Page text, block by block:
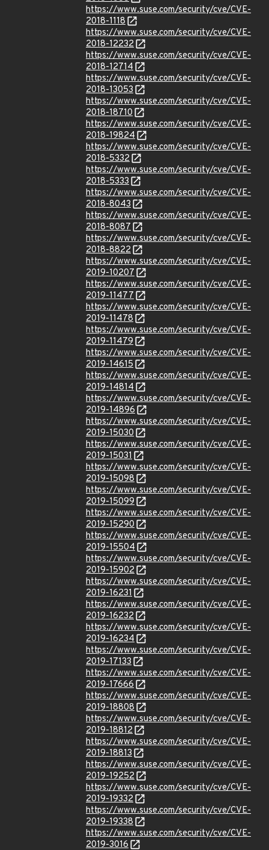
https://www.suse.com/security/cve/CVE-
2018-1118
https://www.suse.com/security/cve/CVE-
2018-12232
https://www.suse.com/security/cve/CVE-
2018-12714
https://www.suse.com/security/cve/CVE-
2018-13053
https://www.suse.com/security/cve/CVE-
2018-18710
https://www.suse.com/security/cve/CVE-
2018-19824
https://www.suse.com/security/cve/CVE-
2018-5332
https://www.suse.com/security/cve/CVE-
2018-5333
https://www.suse.com/security/cve/CVE-
2018-8043
https://www.suse.com/security/cve/CVE-
2018-8087
https://www.suse.com/security/cve/CVE-
2018-8822
https://www.suse.com/security/cve/CVE-
2019-10207
https://www.suse.com/security/cve/CVE-
2019-11477
https://www.suse.com/security/cve/CVE-
2019-11478
https://www.suse.com/security/cve/CVE-
2019-11479
https://www.suse.com/security/cve/CVE-
2019-14615
https://www.suse.com/security/cve/CVE-
2019-14814
https://www.suse.com/security/cve/CVE-
2019-14896
https://www.suse.com/security/cve/CVE-
2019-15030
https://www.suse.com/security/cve/CVE-
2019-15031
https://www.suse.com/security/cve/CVE-
2019-15098
https://www.suse.com/security/cve/CVE-
2019-15099
https://www.suse.com/security/cve/CVE-
2019-15290
https://www.suse.com/security/cve/CVE-
2019-15504
https://www.suse.com/security/cve/CVE-
2019-15902
https://www.suse.com/security/cve/CVE-
2019-16231
https://www.suse.com/security/cve/CVE-
2019-16232
https://www.suse.com/security/cve/CVE-
2019-16234
https://www.suse.com/security/cve/CVE-
2019-17133
https://www.suse.com/security/cve/CVE-
2019-17666
https://www.suse.com/security/cve/CVE-
2019-18808
https://www.suse.com/security/cve/CVE-
2019-18812
https://www.suse.com/security/cve/CVE-
2019-18813
https://www.suse.com/security/cve/CVE-
2019-19252
https://www.suse.com/security/cve/CVE-
2019-19332
https://www.suse.com/security/cve/CVE-
2019-19338
https://www.suse.com/security/cve/CVE-
2019-3016